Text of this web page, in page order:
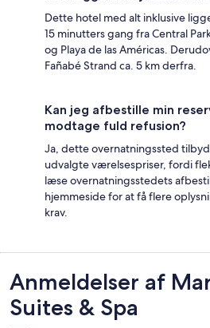
Dette hotel med alt inklusive
15 minutters gang fra Central
og Playa de las Américas.
Fañabé Strand ca. 5 km derfra.
Kan jeg afbestille min
modtage fuld refusion?
Ja, dette overnatningssted
udvalgte værelsespriser, fordi
læse overnatningsstedets
hjemmeside for at få flere
krav.
Anmeldelser
Anmeldelser af
Suites & Spa